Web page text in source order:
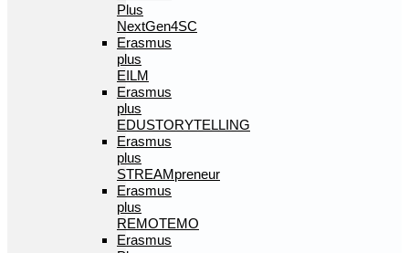
Plus
NextGen4SC
Erasmus
plus
EILM
Erasmus
plus
EDUSTORYTELLING
Erasmus
plus
STREAMpreneur
Erasmus
plus
REMOTEMO
Erasmus